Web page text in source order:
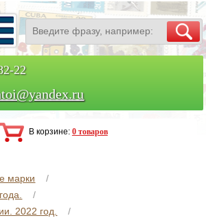
22
по телефону
В корзине: 0 товаров
марки
2022 год.